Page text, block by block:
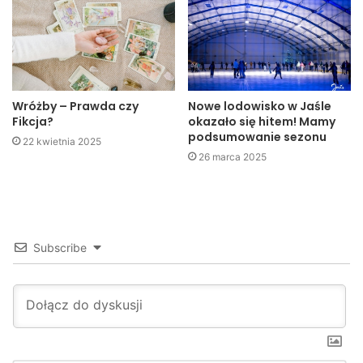
do 5 lat pozbawienia wolności.
Kuba Kowalczyk
Jaslonet.pl
Wróżby – Prawda czy
Fikcja?
22 kwietnia 2025
Nowe lodowisko w Jaśle
okazało się hitem! Mamy
podsumowanie sezonu
26 marca 2025
Subscribe